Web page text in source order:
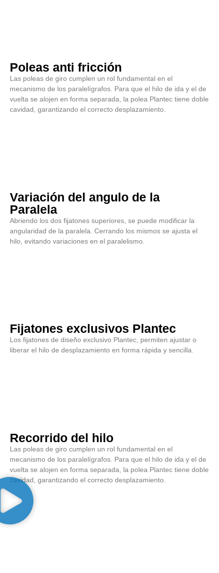
Poleas anti fricción
Las poleas de giro cumplen un rol fundamental en el
mecanismo de los paralelígrafos. Para que el hilo de ida y el de
vuelta se alojen en forma separada, la polea Plantec tiene doble
cavidad, garantizando el correcto desplazamiento.
Variación del angulo de la
Paralela
Abriendo los dos fijatones superiores, se puede modificar la
angularidad de la paralela. Cerrando los mismos se ajusta el
hilo, evitando variaciones en el paralelismo.
Fijatones exclusivos Plantec
Los fijatones de diseño exclusivo Plantec, permiten ajustar o
liberar el hilo de desplazamiento en forma rápida y sencilla.
Recorrido del hilo
Las poleas de giro cumplen un rol fundamental en el
mecanismo de los paralelígrafos. Para que el hilo de ida y el de
vuelta se alojen en forma separada, la polea Plantec tiene doble
cavidad, garantizando el correcto desplazamiento.